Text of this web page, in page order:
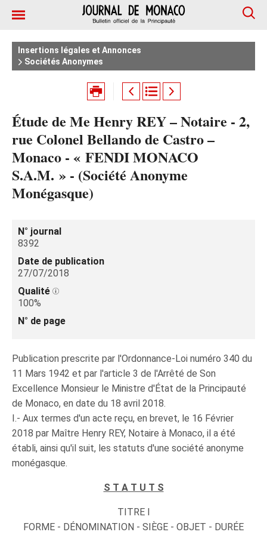
Insertions légales et Annonces
Sociétés Anonymes
Étude de Me Henry REY – Notaire - 2,
rue Colonel Bellando de Castro –
Monaco - « FENDI MONACO
S.A.M. » - (Société Anonyme
Monégasque)
N° journal
8392
Date de publication
27/07/2018
Qualité
100%
N° de page
Publication prescrite par l'Ordonnance-Loi numéro 340 du
11 Mars 1942 et par l'article 3 de l'Arrêté de Son
Excellence Monsieur le Ministre d'État de la Principauté
de Monaco, en date du 18 avril 2018.
I.- Aux termes d'un acte reçu, en brevet, le 16 Février
2018 par Maître Henry REY, Notaire à Monaco, il a été
établi, ainsi qu'il suit, les statuts d'une société anonyme
monégasque.
S T A T U T S
TITRE I
FORME - DÉNOMINATION - SIÈGE - OBJET - DURÉE